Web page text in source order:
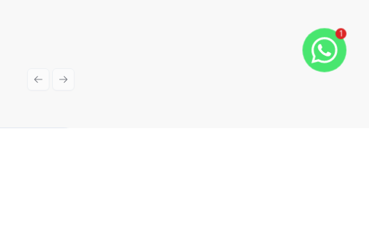
Previous slide
Next slide
1